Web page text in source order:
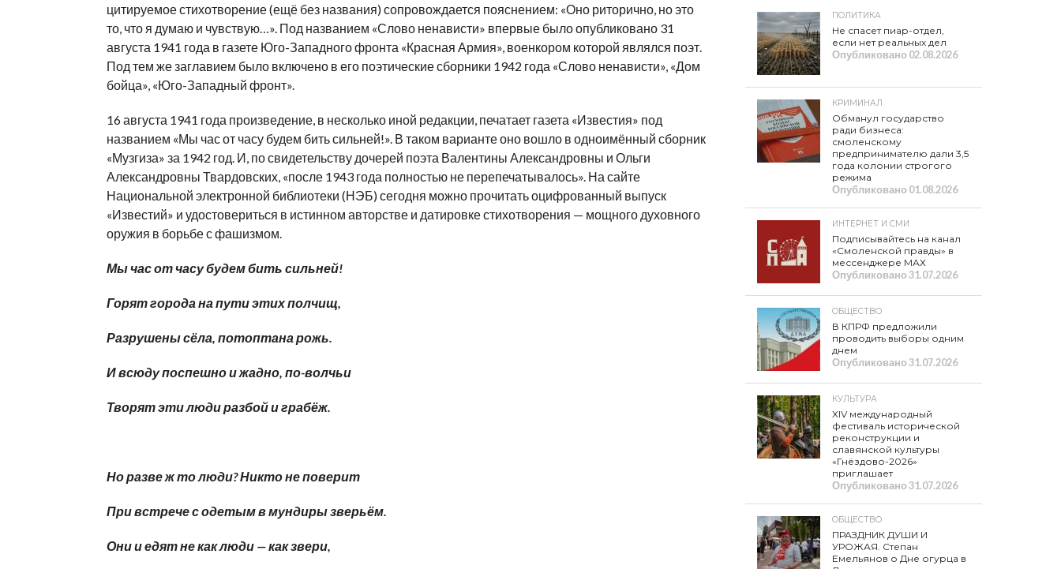
цитируемое стихотворение (ещё без названия) сопровождается пояснением: «Оно риторично, но это
то, что я думаю и чувствую…». Под названием «Слово ненависти» впервые было опубликовано 31
августа 1941 года в газете Юго-Западного фронта «Красная Армия», военкором которой являлся поэт.
Под тем же заглавием было включено в его поэтические сборники 1942 года «Слово ненависти», «Дом
бойца», «Юго-Западный фронт».
16 августа 1941 года произведение, в несколько иной редакции, печатает газета «Известия» под
названием «Мы час от часу будем бить сильней!». В таком варианте оно вошло в одноимённый сборник
«Музгиза» за 1942 год. И, по свидетельству дочерей поэта Валентины Александровны и Ольги
Александровны Твардовских, «после 1943 года полностью не перепечатывалось». На сайте
Национальной электронной библиотеки (НЭБ) сегодня можно прочитать оцифрованный выпуск
«Известий» и удостовериться в истинном авторстве и датировке стихотворения — мощного духовного
оружия в борьбе с фашизмом.
Мы час от часу будем бить сильней!
Горят города на пути этих полчищ,
Разрушены сёла, потоптана рожь.
И всюду поспешно и жадно, по-волчьи
Творят эти люди разбой и грабёж.
Но разве ж то люди? Никто не поверит
При встрече с одетым в мундиры зверьём.
Они и едят не как люди — как звери,
ПОЛИТИКА
Не спасет пиар-отдел,
если нет реальных дел
Опубликовано02.08.2026
КРИМИНАЛ
Обманул государство
ради бизнеса:
смоленскому
предпринимателю дали 3,5
года колонии строгого
режима
Опубликовано01.08.2026
ИНТЕРНЕТ И СМИ
Подписывайтесь на канал
«Смоленской правды» в
мессенджере МАХ
Опубликовано31.07.2026
ОБЩЕСТВО
В КПРФ предложили
проводить выборы одним
днем
Опубликовано31.07.2026
КУЛЬТУРА
XIV международный
фестиваль исторической
реконструкции и
славянской культуры
«Гнёздово-2026»
приглашает
Опубликовано31.07.2026
ОБЩЕСТВО
ПРАЗДНИК ДУШИ И
УРОЖАЯ. Степан
Емельянов о Дне огурца в